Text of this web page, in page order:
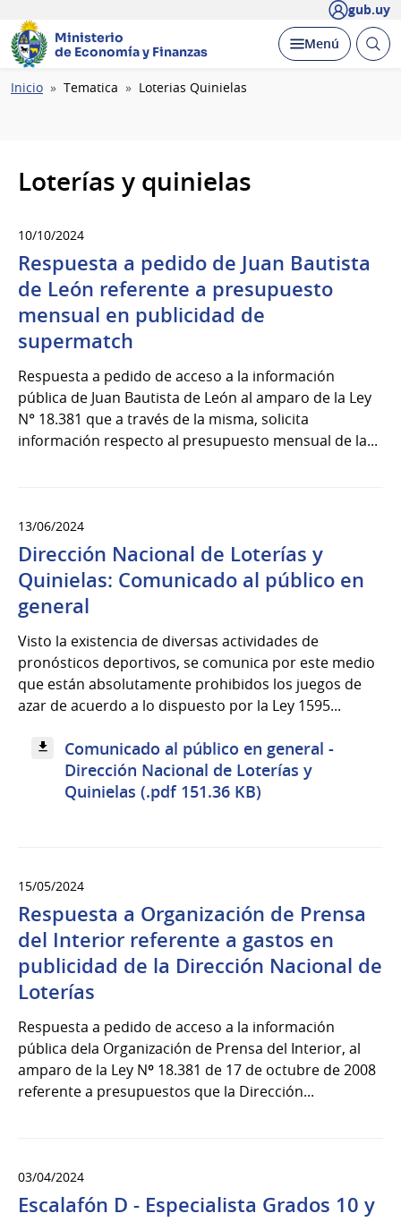
gub.uy
Ministerio
de Economía y Finanzas
Desplegar
Menú Abrir
Ruta
Inicio Tematica Loterias Quinielas
Loterías y quinielas
10/10/2024
Respuesta a pedido de Juan Bautista
de León referente a presupuesto
mensual en publicidad de
supermatch
Respuesta a pedido de acceso a la información
pública de Juan Bautista de León al amparo de la Ley
N° 18.381 que a través de la misma, solicita
información respecto al presupuesto mensual de la...
13/06/2024
Dirección Nacional de Loterías y
Quinielas: Comunicado al público en
general
Visto la existencia de diversas actividades de
pronósticos deportivos, se comunica por este medio
que están absolutamente prohibidos los juegos de
azar de acuerdo a lo dispuesto por la Ley 1595...
Comunicado al público en general -
Dirección Nacional de Loterías y
Quinielas (.pdf 151.36 KB)
15/05/2024
Respuesta a Organización de Prensa
del Interior referente a gastos en
publicidad de la Dirección Nacional de
Loterías
Respuesta a pedido de acceso a la información
pública dela Organización de Prensa del Interior, al
amparo de la Ley Nº 18.381 de 17 de octubre de 2008
referente a presupuestos que la Dirección...
03/04/2024
Escalafón D - Especialista Grados 10 y